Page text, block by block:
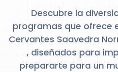
Descubre la
programas que ofrece
Cervantes Saavedra
, diseñados para
prepararte para un